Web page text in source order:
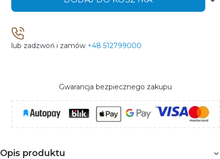
lub zadzwoń i zamów +48 512799000
Gwarancja bezpiecznego zakupu
Opis produktu